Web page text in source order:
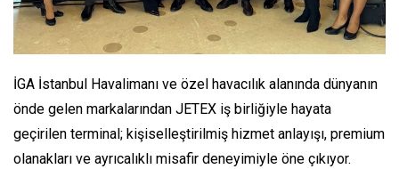
İGA İstanbul Havalimanı ve özel havacılık alanında dünyanın
önde gelen markalarından JETEX iş birliğiyle hayata
geçirilen terminal; kişiselleştirilmiş hizmet anlayışı, premium
olanakları ve ayrıcalıklı misafir deneyimiyle öne çıkıyor.